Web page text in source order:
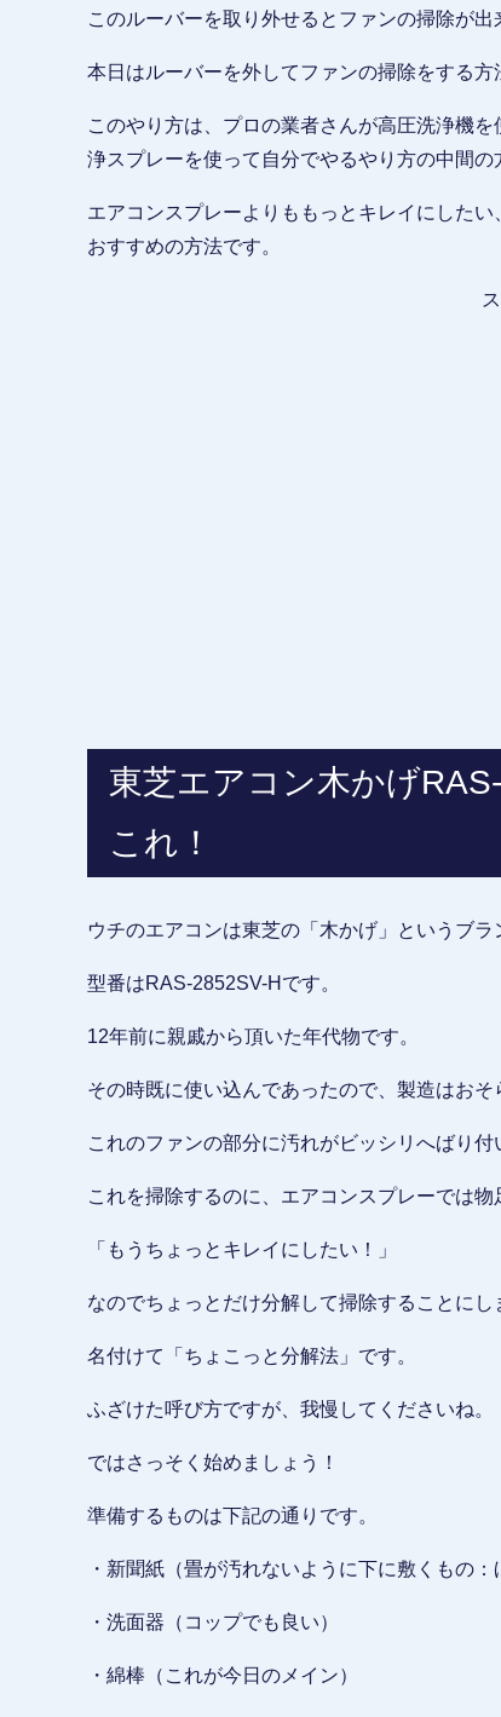
このルーバーを取り外せるとファンの掃除が出
本日はルーバーを外してファンの掃除をする方
このやり方は、プロの業者さんが高圧洗浄機
浄スプレーを使って自分でやるやり方の中間の
エアコンスプレーよりももっとキレイにした
おすすめの方法です。
東芝エアコン木かげ
これ！
ウチのエアコンは東芝の「木かげ」というブラ
型番はRAS-2852SV-Hです。
12年前に親戚から頂いた年代物です。
その時既に使い込んであったので、製造はおそ
これのファンの部分に汚れがビッシリへばり付
これを掃除するのに、エアコンスプレーでは物
「もうちょっとキレイにしたい！」
なのでちょっとだけ分解して掃除することにし
名付けて「ちょこっと分解法」です。
ふざけた呼び方ですが、我慢してくださいね。
ではさっそく始めましょう！
準備するものは下記の通りです。
・新聞紙（畳が汚れないように下に敷くもの：
・洗面器（コップでも良い）
・綿棒（これが今日のメイン）